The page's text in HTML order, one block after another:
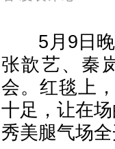
5月9日晚
张歆艺、秦
会。红毯上
十足，让在
秀美腿气场全